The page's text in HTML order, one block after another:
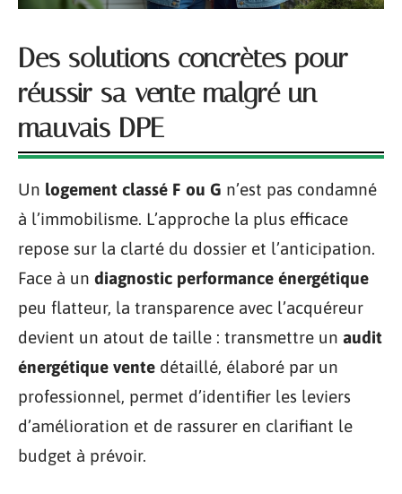
Des solutions concrètes pour
réussir sa vente malgré un
mauvais DPE
Un logement classé F ou G n’est pas condamné
à l’immobilisme. L’approche la plus efficace
repose sur la clarté du dossier et l’anticipation.
Face à un diagnostic performance énergétique
peu flatteur, la transparence avec l’acquéreur
devient un atout de taille : transmettre un audit
énergétique vente détaillé, élaboré par un
professionnel, permet d’identifier les leviers
d’amélioration et de rassurer en clarifiant le
budget à prévoir.